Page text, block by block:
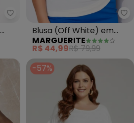
Marguerite - Blusa (Off White)
Blusa (Off White) em
Algodão
MARGUERITE
R$ 44,99R$ 79,99
-57%